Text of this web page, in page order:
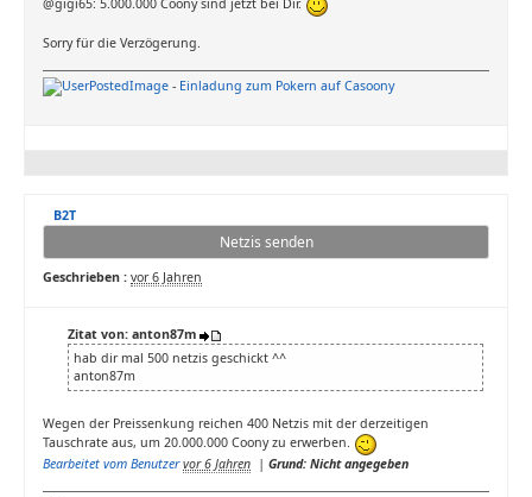
@gigi65: 5.000.000 Coony sind jetzt bei Dir.
Sorry für die Verzögerung.
- Einladung zum Pokern auf Casoony
B2T
Netzis senden
Geschrieben : vor 6 Jahren
Zitat von: anton87m
hab dir mal 500 netzis geschickt ^^
anton87m
Wegen der Preissenkung reichen 400 Netzis mit der derzeitigen
Tauschrate aus, um 20.000.000 Coony zu erwerben.
Bearbeitet vom Benutzer vor 6 Jahren | Grund: Nicht angegeben